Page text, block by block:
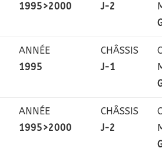
1995>2000
J-2
ANNÉE
1995
CHÂSSIS
J-1
ANNÉE
1995>2000
CHÂSSIS
J-2